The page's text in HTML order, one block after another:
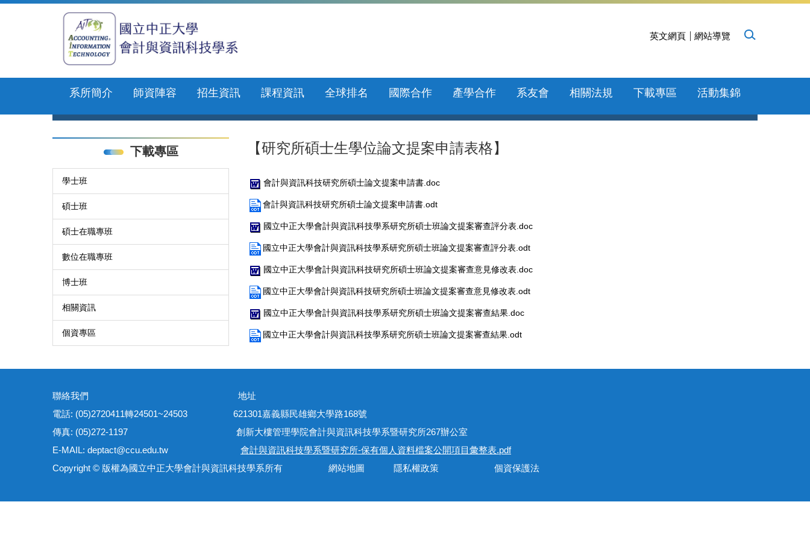
英文網頁 網站導覽
系所簡介 師資陣容 招生資訊 課程資訊 全球排名 國際合作 產學合作 系友會 相關法規 下載專區 活動集錦
下載專區
學士班
碩士班
碩士在職專班
數位在職專班
博士班
相關資訊
個資專區
【研究所碩士生學位論文提案申請表格】
會計與資訊科技研究所碩士論文提案申請書.doc
會計與資訊科技研究所碩士論文提案申請書.odt
國立中正大學會計與資訊科技學系研究所碩士班論文提案審查評分表.doc
國立中正大學會計與資訊科技學系研究所碩士班論文提案審查評分表.odt
國立中正大學會計與資訊科技研究所碩士班論文提案審查意見修改表.doc
國立中正大學會計與資訊科技研究所碩士班論文提案審查意見修改表.odt
國立中正大學會計與資訊科技學系研究所碩士班論文提案審查結果.doc
國立中正大學會計與資訊科技學系研究所碩士班論文提案審查結果.odt
聯絡我們 地址
電話: (05)2720411轉24501~24503 621301嘉義縣民雄鄉大學路168號
傳真: (05)272-1197 創新大樓管理學院會計與資訊科技學系暨研究所267辦公室
E-MAIL: deptact@ccu.edu.tw 會計與資訊科技學系暨研究所-保有個人資料檔案公開項目彙整表.pdf
Copyright © 版權為國立中正大學會計與資訊科技學系所有 網站地圖 隱私權政策 個資保護法